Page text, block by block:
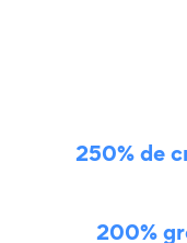
250% de
200%